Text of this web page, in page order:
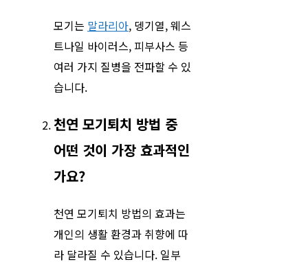
모기는 말라리아, 뎅기열, 웨스
트나일 바이러스, 피부사스 등
여러 가지 질병을 전파할 수 있
습니다.
천연 모기퇴치 방법 중
어떤 것이 가장 효과적인
가요?
천연 모기퇴치 방법의 효과는
개인의 생활 환경과 취향에 따
라 달라질 수 있습니다. 일부